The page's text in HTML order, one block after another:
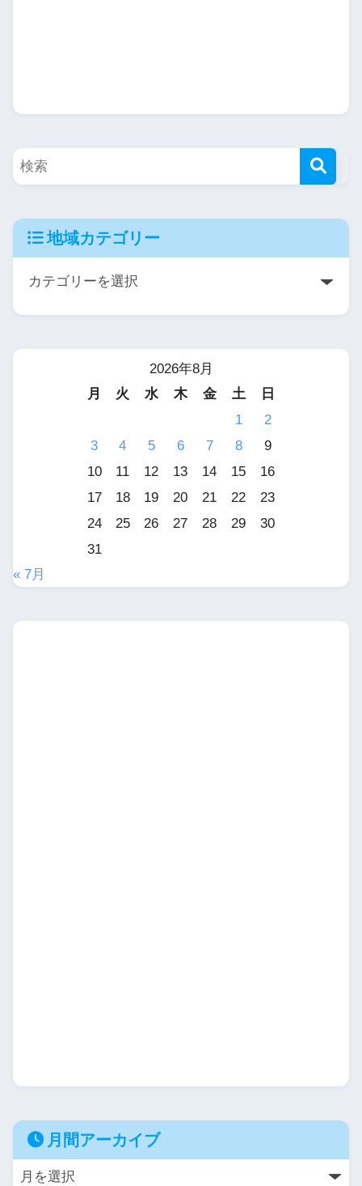
地域カテゴリー
2026年8月
月
火 水 木 金 土
日
1
2
3
4 5 6 7 8
9
10
11 12 13 14 15
16
17
18 19 20 21 22
23
24
25 26 27 28 29
30
31
« 7月
月間アーカイブ